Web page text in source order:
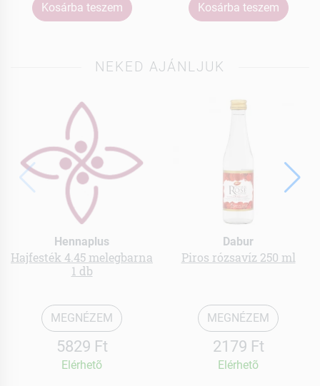
Kosárba teszem Kosárba teszem
NEKED AJÁNLJUK
Hennaplus
Hajfesték 4.45 melegbarna
1 db
MEGNÉZEM
5829 Ft
Elérhetõ
Dabur
Piros rózsavíz 250 ml
MEGNÉZEM
2179 Ft
Elérhetõ